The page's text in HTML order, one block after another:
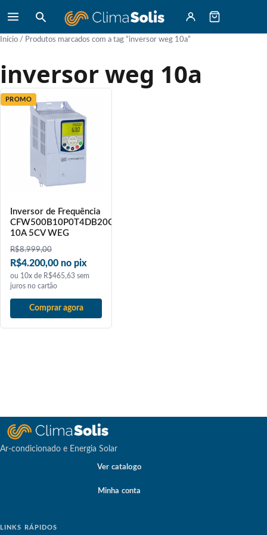
Início / Produtos marcados com a tag “inversor weg 10a”
inversor weg 10a
PROMO
Inversor de Frequência
CFW500B10P0T4DB20G2
10A 5CV WEG
R$8.999,00
R$4.200,00 no pix
ou 10x de R$465,63 sem
juros no cartão
Comprar agora
Ar-condicionado e Energia Solar
Ver catalogo
Minha conta
LINKS RÁPIDOS